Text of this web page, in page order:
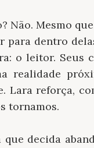
Não. Mesmo
dentro
o leitor. Seus
realidade
Lara reforça,
tornamos.
decida